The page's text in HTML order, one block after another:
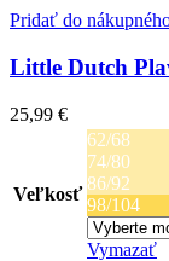
Ocean
Dreams
Blue
si
Pridať do
Little Dutch
25,99 €
Veľkosť
62/68
74/80
86/92
98/104
Vymazať